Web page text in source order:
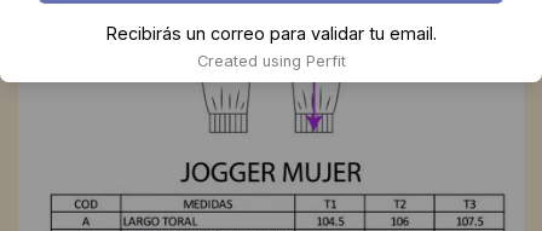
Recibirás un correo para validar tu email.
Created using Perfit